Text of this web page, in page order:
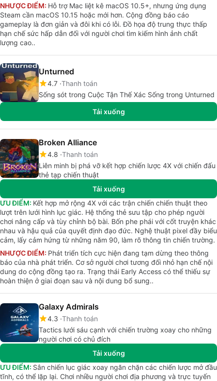
NHƯỢC ĐIỂM: Hỗ trợ Mac liệt kê macOS 10.5+, nhưng ứng dụng
Steam cần macOS 10.15 hoặc mới hơn. Cộng đồng báo cáo
gameplay là đơn giản và đôi khi có lỗi. Đồ họa độ trung thực thấp
hạn chế sức hấp dẫn đối với người chơi tìm kiếm hình ảnh chất
lượng cao..
Unturned
4.7 Thanh toán
Sống sót trong Cuộc Tận Thế Xác Sống trong Unturned
Tải xuống
Broken Alliance
4.8 Thanh toán
Liên minh bị phá vỡ kết hợp chiến lược 4X với chiến đấu
thẻ tạp chiến thuật
Tải xuống
ƯU ĐIỂM: Kết hợp mở rộng 4X với các trận chiến chiến thuật theo
lượt trên lưới hình lục giác. Hệ thống thẻ sưu tập cho phép người
chơi nâng cấp và tùy chỉnh bộ bài. Bốn phe phái với cốt truyện khác
nhau và hậu quả của quyết định đạo đức. Nghệ thuật pixel đầy biểu
cảm, lấy cảm hứng từ những năm 90, làm rõ thông tin chiến trường.
NHƯỢC ĐIỂM: Phát triển tích cực hiện đang tạm dừng theo thông
báo của nhà phát triển. Cơ sở người chơi tương đối nhỏ hạn chế nội
dung do cộng đồng tạo ra. Trạng thái Early Access có thể thiếu sự
hoàn thiện ở giai đoạn sau và nội dung bổ sung..
Galaxy Admirals
4.3 Thanh toán
Tactics lưới sáu cạnh với chiến trường xoay cho những
người chơi có chủ đích
Tải xuống
ƯU ĐIỂM: Sân chiến lục giác xoay ngăn chặn các chiến lược mở đầu
tĩnh, có thể lặp lại. Chơi nhiều người chơi địa phương và trực tuyến